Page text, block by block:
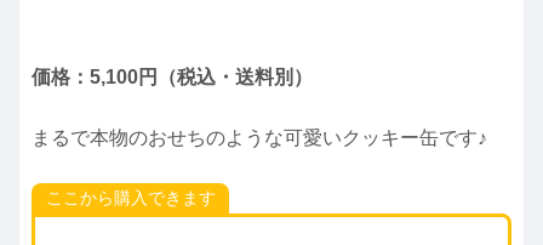
価格：5,100円（税込・送料別）
まるで本物のおせちのような可愛いクッキー缶です♪
ここから購入できます